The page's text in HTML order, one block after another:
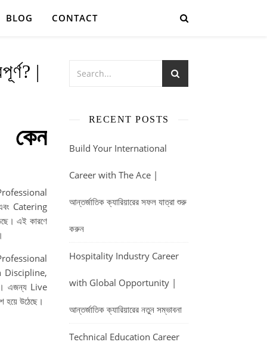
BLOG CONTACT
|
Catering
এই কারণে
Professional
Discipline,
এজন্য Live
উঠেছে।
RECENT POSTS
Build Your International
Career with The Ace |
আন্তর্জাতিক ক্যারিয়ারের সফল যাত্রা শুরু
করুন
Hospitality Industry Career
with Global Opportunity |
আন্তর্জাতিক ক্যারিয়ারের নতুন সম্ভাবনা
Technical Education Career